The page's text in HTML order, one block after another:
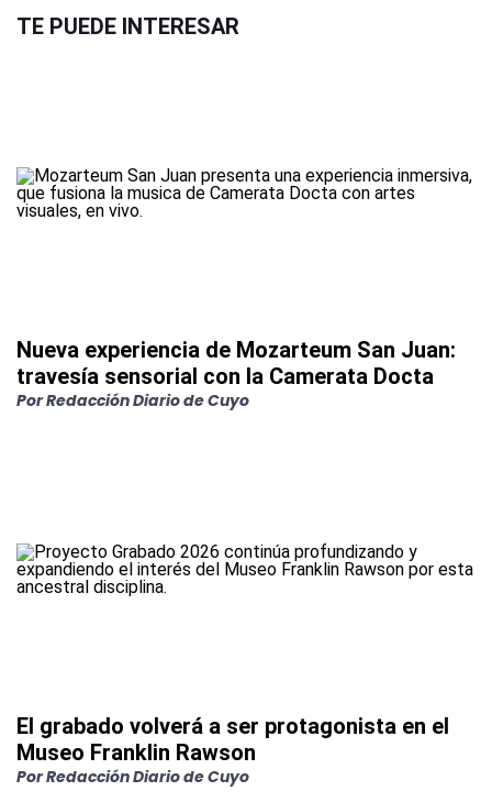
TE PUEDE INTERESAR
Nueva experiencia de Mozarteum San Juan:
travesía sensorial con la Camerata Docta
PorRedacción Diario de Cuyo
El grabado volverá a ser protagonista en el
Museo Franklin Rawson
PorRedacción Diario de Cuyo